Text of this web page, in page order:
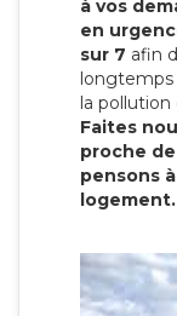
à vos
en
sur 7 afin
longtemps
la
Faites
proche
pensons
logement.